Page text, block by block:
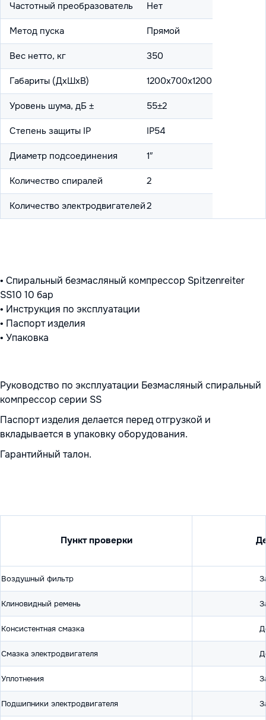
Частотный преобразователь Нет
Метод пуска Прямой
Вес нетто, кг 350
Габариты (ДхШхВ) 1200х700х1200
Уровень шума, дБ ± 55±2
Степень защиты IP IP54
Диаметр подсоединения 1″
Количество спиралей 2
Количество электродвигателей2
• Спиральный безмасляный компрессор Spitzenreiter
SS10 10 бар
• Инструкция по эксплуатации
• Паспорт изделия
• Упаковка
Руководство по эксплуатации Безмасляный спиральный
компрессор серии SS
Паспорт изделия делается перед отгрузкой и
вкладывается в упаковку оборудования.
Гарантийный талон.
Пункт проверки
Воздушный фильтр
Клиновидный ремень
Консистентная смазка
Смазка электродвигателя
Уплотнения
Подшипники электродвигателя